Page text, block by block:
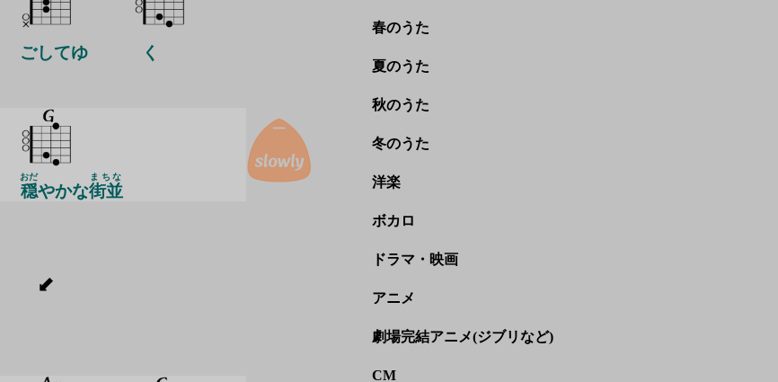
ごしてゆ く
穏
おだ
やかな街並
まちな
春のうた
夏のうた
秋のうた
冬のうた
洋楽
ボカロ
ドラマ・映画
アニメ
劇場完結アニメ(ジブリなど)
CM